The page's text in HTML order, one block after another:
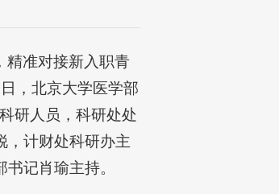
精准对接新入职青
，北京大学医学部
研人员，科研处处
，计财处科研办主
记肖瑜主持。